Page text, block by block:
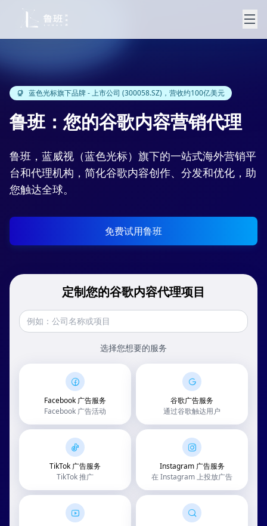
蓝色光标旗下品牌 - 上市公司 (300058.SZ)，营收约100亿美元
鲁班：您的谷歌内容营销代理
鲁班，蓝威视（蓝色光标）旗下的一站式海外营销平
台和代理机构，简化谷歌内容创作、分发和优化，助
您触达全球。
免费试用鲁班
定制您的谷歌内容代理项目
选择您想要的服务
Facebook 广告服务
Facebook 广告活动
谷歌广告服务
通过谷歌触达用户
TikTok 广告服务
TikTok 推广
Instagram 广告服务
在 Instagram 上投放广告